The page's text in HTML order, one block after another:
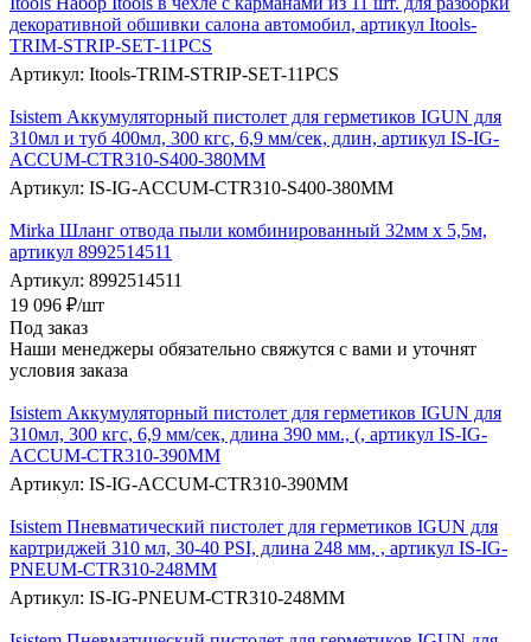
декоративной обшивки салона автомобил, артикул Itools-
TRIM-STRIP-SET-11PCS
Артикул: Itools-TRIM-STRIP-SET-11PCS
Isistem Аккумуляторный пистолет для герметиков IGUN для
310мл и туб 400мл, 300 кгс, 6,9 мм/сек, длин, артикул IS-IG-
ACCUM-CTR310-S400-380MM
Артикул: IS-IG-ACCUM-CTR310-S400-380MM
Mirka Шланг отвода пыли комбинированный 32мм x 5,5м,
артикул 8992514511
Артикул: 8992514511
19 096 ₽/шт
Под заказ
Наши менеджеры обязательно свяжутся с вами и уточнят
условия заказа
Isistem Аккумуляторный пистолет для герметиков IGUN для
310мл, 300 кгс, 6,9 мм/сек, длина 390 мм., (, артикул IS-IG-
ACCUM-CTR310-390MM
Артикул: IS-IG-ACCUM-CTR310-390MM
Isistem Пневматический пистолет для герметиков IGUN для
картриджей 310 мл, 30-40 PSI, длина 248 мм, , артикул IS-IG-
PNEUM-CTR310-248MM
Артикул: IS-IG-PNEUM-CTR310-248MM